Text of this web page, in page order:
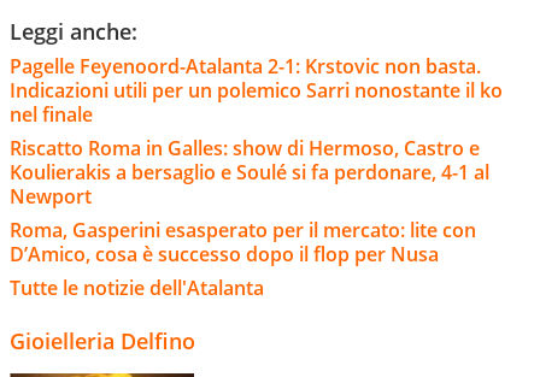
Leggi anche:
Pagelle Feyenoord-Atalanta 2-1: Krstovic non basta.
Indicazioni utili per un polemico Sarri nonostante il ko
nel finale
Riscatto Roma in Galles: show di Hermoso, Castro e
Koulierakis a bersaglio e Soulé si fa perdonare, 4-1 al
Newport
Roma, Gasperini esasperato per il mercato: lite con
D’Amico, cosa è successo dopo il flop per Nusa
Tutte le notizie dell'Atalanta
Gioielleria Delfino